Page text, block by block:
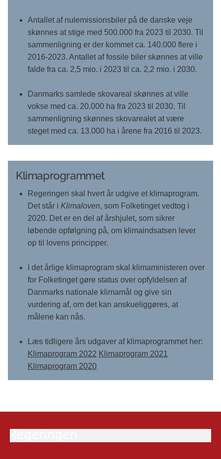
Antallet af nulemissionsbiler på de danske veje
skønnes at stige med 500.000 fra 2023 til 2030. Til
sammenligning er der kommet ca. 140.000 flere i
2016-2023. Antallet af fossile biler skønnes at ville
falde fra ca. 2,5 mio. i 2023 til ca. 2,2 mio. i 2030.
Danmarks samlede skovareal skønnes at ville
vokse med ca. 20.000 ha fra 2023 til 2030. Til
sammenligning skønnes skovarealet at være
steget med ca. 13.000 ha i årene fra 2016 til 2023.
Klimaprogrammet
Regeringen skal hvert år udgive et klimaprogram.
Det står i Klimaloven, som Folketinget vedtog i
2020. Det er en del af årshjulet, som sikrer
løbende opfølgning på, om klimaindsatsen lever
op til lovens principper.
I det årlige klimaprogram skal klimaministeren over
for Folketinget gøre status over opfyldelsen af
Danmarks nationale klimamål og give sin
vurdering af, om det kan anskueliggøres, at
målene kan nås.
Læs tidligere års udgaver af klimaprogrammet her:
Klimaprogram 2022 Klimaprogram 2021
Klimaprogram 2020